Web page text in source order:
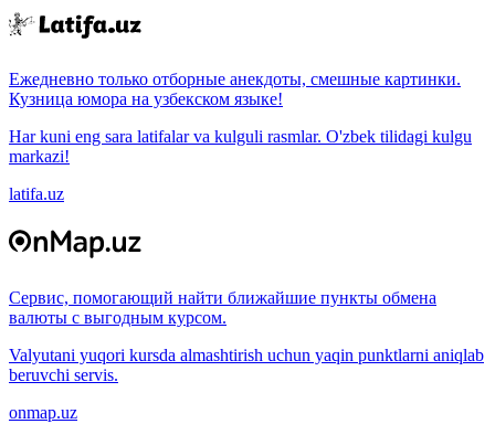
Ежедневно только отборные анекдоты, смешные картинки.
Кузница юмора на узбекском языке!
Har kuni eng sara latifalar va kulguli rasmlar. O'zbek tilidagi kulgu
markazi!
latifa.uz
Сервис, помогающий найти ближайшие пункты обмена
валюты с выгодным курсом.
Valyutani yuqori kursda almashtirish uchun yaqin punktlarni aniqlab
beruvchi servis.
onmap.uz